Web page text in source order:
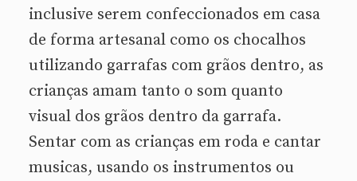
inclusive serem confeccionados em casa
de forma artesanal como os chocalhos
utilizando garrafas com grãos dentro, as
crianças amam tanto o som quanto
visual dos grãos dentro da garrafa.
Sentar com as crianças em roda e cantar
musicas, usando os instrumentos ou